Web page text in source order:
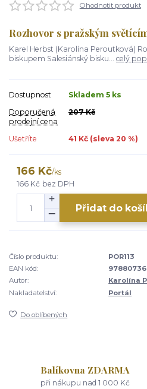
Ohodnotit produkt
Rozhovor s pražským
Karel Herbst (Karolína Peroutková)
biskupem Salesiánský bisku... celý
Dostupnost
Skladem 5 ks
Doporučená
prodejní cena
207 Kč
Ušetříte 41 Kč (sleva 20 %)
166 Kč/ks
166 Kč bez DPH
Přidat do
Číslo produktu:
POR113
EAN kód:
Autor:
Karolína
Nakladatelství:
Portál
Do oblíbených
Balíkovna ZDARMA
při nákupu nad 1 000 Kč